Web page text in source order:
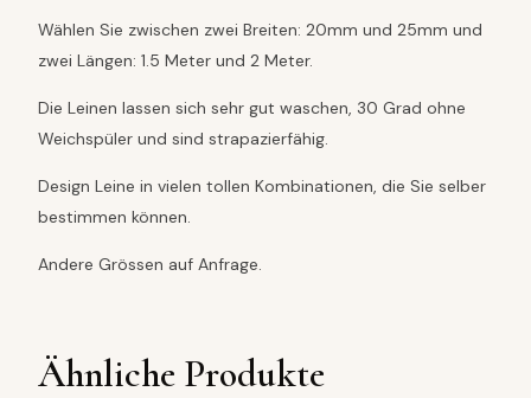
Wählen Sie zwischen zwei Breiten: 20mm und 25mm und
zwei Längen: 1.5 Meter und 2 Meter.
Die Leinen lassen sich sehr gut waschen, 30 Grad ohne
Weichspüler und sind strapazierfähig.
Design Leine in vielen tollen Kombinationen, die Sie selber
bestimmen können.
Andere Grössen auf Anfrage.
Ähnliche Produkte